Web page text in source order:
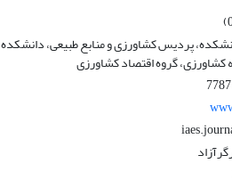
پردیس کشاورزی و منابع طبیعی، دانشکده
کشاورزی، گروه اقتصاد کشاورزی